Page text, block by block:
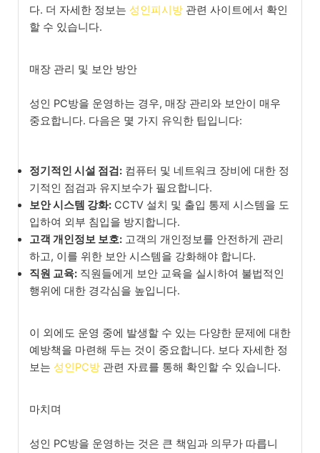
다. 더 자세한 정보는 성인피시방 관련 사이트에서 확인
할 수 있습니다.
매장 관리 및 보안 방안
성인 PC방을 운영하는 경우, 매장 관리와 보안이 매우
중요합니다. 다음은 몇 가지 유익한 팁입니다:
정기적인 시설 점검: 컴퓨터 및 네트워크 장비에 대한 정
기적인 점검과 유지보수가 필요합니다.
보안 시스템 강화: CCTV 설치 및 출입 통제 시스템을 도
입하여 외부 침입을 방지합니다.
고객 개인정보 보호: 고객의 개인정보를 안전하게 관리
하고, 이를 위한 보안 시스템을 강화해야 합니다.
직원 교육: 직원들에게 보안 교육을 실시하여 불법적인
행위에 대한 경각심을 높입니다.
이 외에도 운영 중에 발생할 수 있는 다양한 문제에 대한
예방책을 마련해 두는 것이 중요합니다. 보다 자세한 정
보는 성인PC방 관련 자료를 통해 확인할 수 있습니다.
마치며
성인 PC방을 운영하는 것은 큰 책임과 의무가 따릅니